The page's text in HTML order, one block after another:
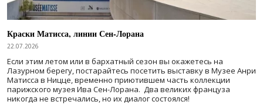
Краски Матисса, линии Сен-Лорана
22.07.2026
Если этим летом или в бархатный сезон вы окажетесь на
Лазурном берегу, постарайтесь посетить выставку в Музее Анри
Матисса в Ницце, временно приютившем часть коллекции
парижского музея Ива Сен-Лорана. Два великих француза
никогда не встречались, но их диалог состоялся!